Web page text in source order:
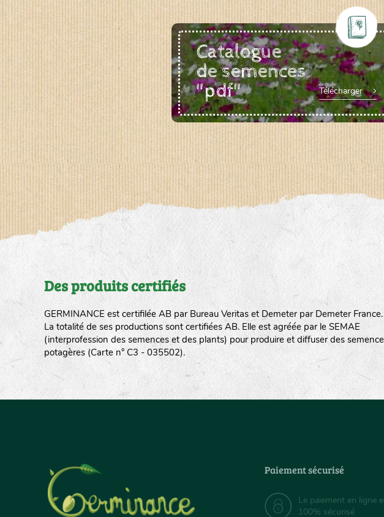
Catalogue
de semences
"pdf"
Télécharger
Des produits certifiés
GERMINANCE est certifilée AB par Bureau Veritas et Demeter par Demeter France.
La totalité de ses productions sont certifiées AB. Elle est agréée par le SEMAE
(interprofession des semences et des plants) pour produire et diffuser des
potagères (Carte n° C3 - 035502).
Paiement sécurisé
Le paiement en ligne
100% sécurisé